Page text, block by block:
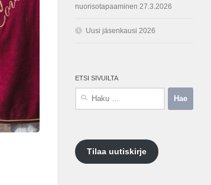
nuorisotapaaminen 27.3.2026
Uusi jäsenkausi 2026
ETSI SIVUILTA
Tilaa uutiskirje